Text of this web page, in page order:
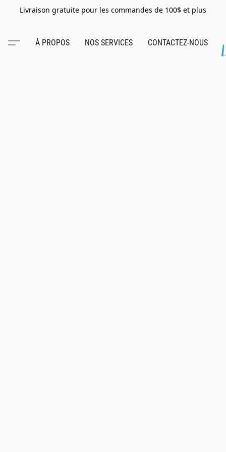
Livraison gratuite pour les commandes de 100$ et plus
À PROPOS NOS SERVICES CONTACTEZ-NOUS